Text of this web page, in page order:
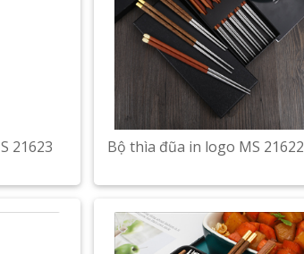
21623 Bộ thìa đũa in logo MS 21622